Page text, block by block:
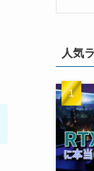
人気